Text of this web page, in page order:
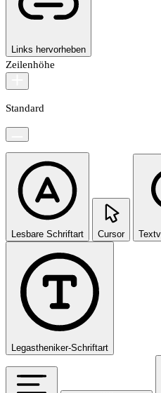
Links hervorheben
Zeilenhöhe
Standard
Lesbare Schriftart Cursor
Legastheniker-Schriftart